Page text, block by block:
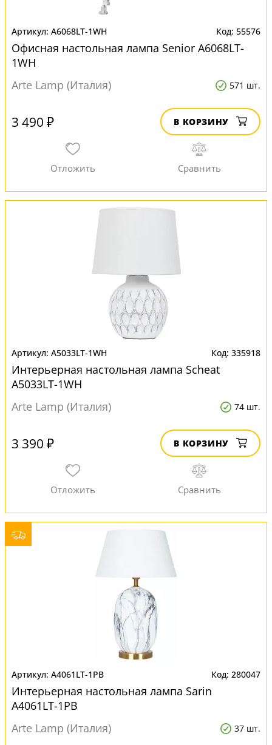
A6068LT-1WH 55576
Офисная настольная лампа Senior A6068LT-
1WH
Arte Lamp (Италия)
571 шт.
3 490 ₽ В КОРЗИНУ
A5033LT-1WH 335918
Интерьерная настольная лампа Scheat
A5033LT-1WH
Arte Lamp (Италия)
74 шт.
3 390 ₽ В КОРЗИНУ
A4061LT-1PB 280047
Интерьерная настольная лампа Sarin
A4061LT-1PB
Arte Lamp (Италия)
37 шт.